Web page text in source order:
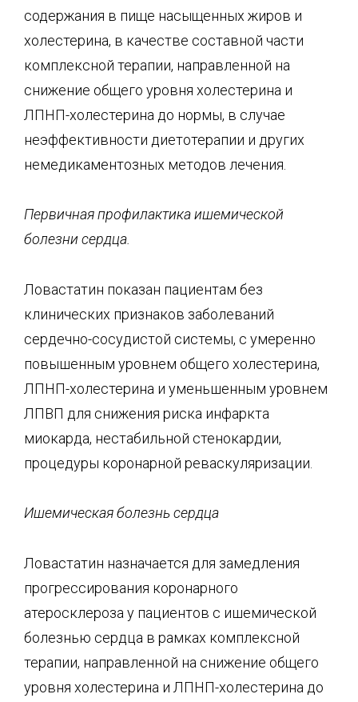
содержания в пище насыщенных жиров и
холестерина, в качестве составной части
комплексной терапии, направленной на
снижение общего уровня холестерина и
ЛПНП-холестерина до нормы, в случае
неэффективности диетотерапии и других
немедикаментозных методов лечения.
Первичная профилактика ишемической
болезни сердца.
Ловастатин показан пациентам без
клинических признаков заболеваний
сердечно-сосудистой системы, с умеренно
повышенным уровнем общего холестерина,
ЛПНП-холестерина и уменьшенным уровнем
ЛПВП для снижения риска инфаркта
миокарда, нестабильной стенокардии,
процедуры коронарной реваскуляризации.
Ишемическая болезнь сердца
Ловастатин назначается для замедления
прогрессирования коронарного
атеросклероза у пациентов с ишемической
болезнью сердца в рамках комплексной
терапии, направленной на снижение общего
уровня холестерина и ЛПНП-холестерина до